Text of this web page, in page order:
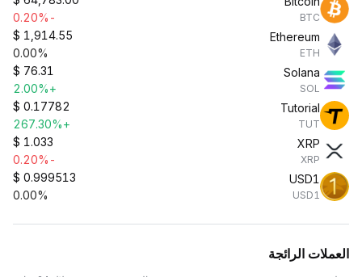
BTC
-0.20%
Ethereum
ETH
$ 1,914.55
0.00%
Solana
SOL
$ 76.31
+2.00%
Tutorial
TUT
$ 0.17782
+267.30%
XRP
XRP
$ 1.033
-0.20%
USD1
USD1
$ 0.999513
0.00%
العملات الرائجة